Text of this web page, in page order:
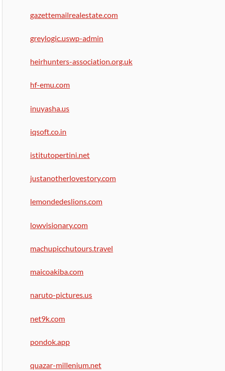
gazettemailrealestate.com
greylogic.uswp-admin
heirhunters-association.org.uk
hf-emu.com
inuyasha.us
iqsoft.co.in
istitutopertini.net
justanotherlovestory.com
lemondedeslions.com
lowvisionary.com
machupicchutours.travel
maicoakiba.com
naruto-pictures.us
net9k.com
pondok.app
quazar-millenium.net